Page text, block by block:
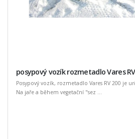
posypový vozík rozmetadlo Vares
Posypový vozík, rozmetadlo Vares RV 200 je
Na jaře a během vegetační "sez ...